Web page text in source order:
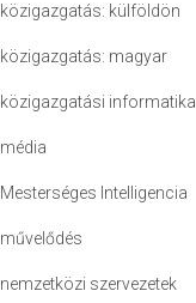
közigazgatás: külföldön
közigazgatás: magyar
közigazgatási informatika
média
Mesterséges Intelligencia
művelődés
nemzetközi szervezetek